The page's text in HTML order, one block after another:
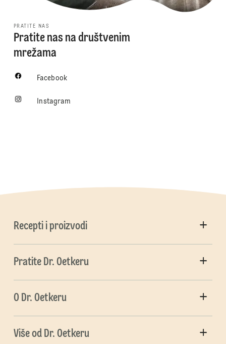
PRATITE NAS
Pratite nas na društvenim
mrežama
Facebook
Instagram
Recepti i proizvodi
Pratite Dr. Oetkeru
O Dr. Oetkeru
Više od Dr. Oetkeru